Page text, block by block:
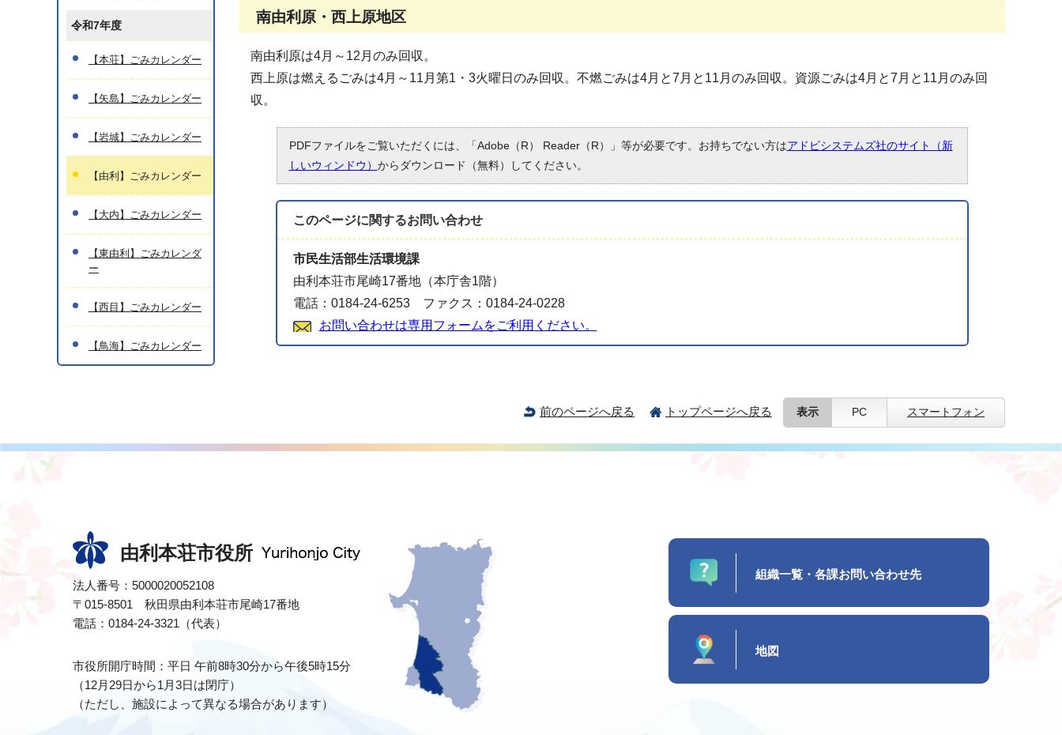
南由利原・西上原地区
南由利原は4月～12月のみ回収。
西上原は燃えるごみは4月～11月第1・3火曜日のみ回収。不燃ごみは4月と7月と11月のみ回収。資源ごみは4月と7月と11月のみ回
収。
PDFファイルをご覧いただくには、「Adobe（R） Reader（R）」等が必要です。お持ちでない方はアドビシステムズ社のサイト（新
しいウィンドウ） からダウンロード（無料）してください。
このページに関するお問い合わせ
市民生活部生活環境課
由利本荘市尾崎17番地（本庁舎1階）
電話：0184-24-6253 ファクス：0184-24-0228
お問い合わせは専用フォームをご利用ください。
令和7年度
【本荘】ごみカレンダー
【矢島】ごみカレンダー
【岩城】ごみカレンダー
【由利】ごみカレンダー
【大内】ごみカレンダー
【東由利】ごみカレンダ
ー
【西目】ごみカレンダー
【鳥海】ごみカレンダー
前のページへ戻る トップページへ戻る 表示 PC スマートフォン
由利本荘市役所
法人番号：5000020052108
〒015-8501 秋田県由利本荘市尾崎17番地
電話：0184-24-3321（代表）
市役所開庁時間：平日 午前8時30分から午後5時15分
（12月29日から1月3日は閉庁）
（ただし、施設によって異なる場合があります）
組織一覧・各課お問い合わせ先
地図